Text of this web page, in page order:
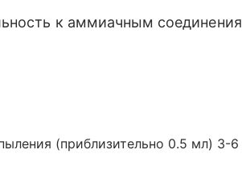
к аммиачным
(приблизительно 0.5 мл) 3-6